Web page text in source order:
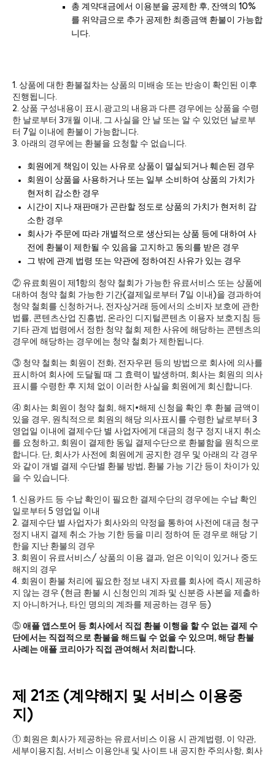
총 계약대금에서 이용분을 공제한 후, 잔액의 10%
를 위약금으로 추가 공제한 최종금액 환불이 가능합
니다.
1. 상품에 대한 환불절차는 상품의 미배송 또는 반송이 확인된 이후
진행됩니다.
2. 상품 구성내용이 표시·광고의 내용과 다른 경우에는 상품을 수령
한 날로부터 3개월 이내, 그 사실을 안 날 또는 알 수 있었던 날로부
터 7일 이내에 환불이 가능합니다.
3. 아래의 경우에는 환불을 요청할 수 없습니다.
회원에게 책임이 있는 사유로 상품이 멸실되거나 훼손된 경우
회원이 상품을 사용하거나 또는 일부 소비하여 상품의 가치가
현저히 감소한 경우
시간이 지나 재판매가 곤란할 정도로 상품의 가치가 현저히 감
소한 경우
회사가 주문에 따라 개별적으로 생산되는 상품 등에 대하여 사
전에 환불이 제한될 수 있음을 고지하고 동의를 받은 경우
그 밖에 관계 법령 또는 약관에 정하여진 사유가 있는 경우
② 유료회원이 제1항의 청약 철회가 가능한 유료서비스 또는 상품에
대하여 청약 철회 가능한 기간(결제일로부터 7일 이내)을 경과하여
청약 철회를 신청하거나, 전자상거래 등에서의 소비자 보호에 관한
법률, 콘텐츠산업 진흥법, 온라인 디지털콘텐츠 이용자 보호지침 등
기타 관계 법령에서 정한 청약 철회 제한 사유에 해당하는 콘텐츠의
경우에 해당하는 경우에는 청약 철회가 제한됩니다.
③ 청약 철회는 회원이 전화, 전자우편 등의 방법으로 회사에 의사를
표시하여 회사에 도달될 때 그 효력이 발생하며, 회사는 회원의 의사
표시를 수령한 후 지체 없이 이러한 사실을 회원에게 회신합니다.
④ 회사는 회원이 청약 철회, 해지•해제 신청을 확인 후 환불 금액이
있을 경우, 원칙적으로 회원의 해당 의사표시를 수령한 날로부터 3
영업일 이내에 결제수단 별 사업자에게 대금의 청구 정지 내지 취소
를 요청하고, 회원이 결제한 동일 결제수단으로 환불함을 원칙으로
합니다. 단, 회사가 사전에 회원에게 공지한 경우 및 아래의 각 경우
와 같이 개별 결제 수단별 환불 방법, 환불 가능 기간 등이 차이가 있
을 수 있습니다.
1. 신용카드 등 수납 확인이 필요한 결제수단의 경우에는 수납 확인
일로부터 5 영업일 이내
2. 결제수단 별 사업자가 회사와의 약정을 통하여 사전에 대금 청구
정지 내지 결제 취소 가능 기한 등을 미리 정하여 둔 경우로 해당 기
한을 지난 환불의 경우
3. 회원이 유료서비스/ 상품의 이용 결과, 얻은 이익이 있거나 중도
해지의 경우
4. 회원이 환불 처리에 필요한 정보 내지 자료를 회사에 즉시 제공하
지 않는 경우 (현금 환불 시 신청인의 계좌 및 신분증 사본을 제출하
지 아니하거나, 타인 명의의 계좌를 제공하는 경우 등)
⑤ 애플 앱스토어 등 회사에서 직접 환불 이행을 할 수 없는 결제 수
단에서는 직접적으로 환불을 해드릴 수 없을 수 있으며, 해당 환불
사례는 애플 코리아가 직접 관여해서 처리합니다.
제 21조 (계약해지 및 서비스 이용중
지)
① 회원은 회사가 제공하는 유료서비스 이용 시 관계법령, 이 약관,
세부이용지침, 서비스 이용안내 및 사이트 내 공지한 주의사항, 회사